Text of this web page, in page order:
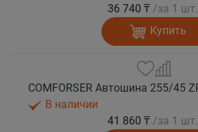
36 740 ₸ /за 1 шт.
Купить
В наличии
41 860 ₸ /за 1 шт.